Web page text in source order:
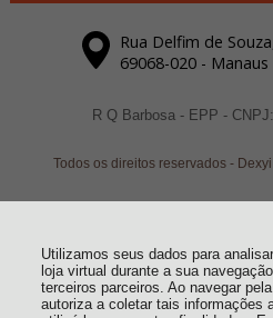
Utilizamos seus dados para
loja virtual durante a sua
terceiros parceiros. Ao navegar
autoriza a coletar tais informações
Rua Delfim de
69068-020 - Manaus
R Q Barbosa - EPP -
Todos os direitos reservados -Dexyi